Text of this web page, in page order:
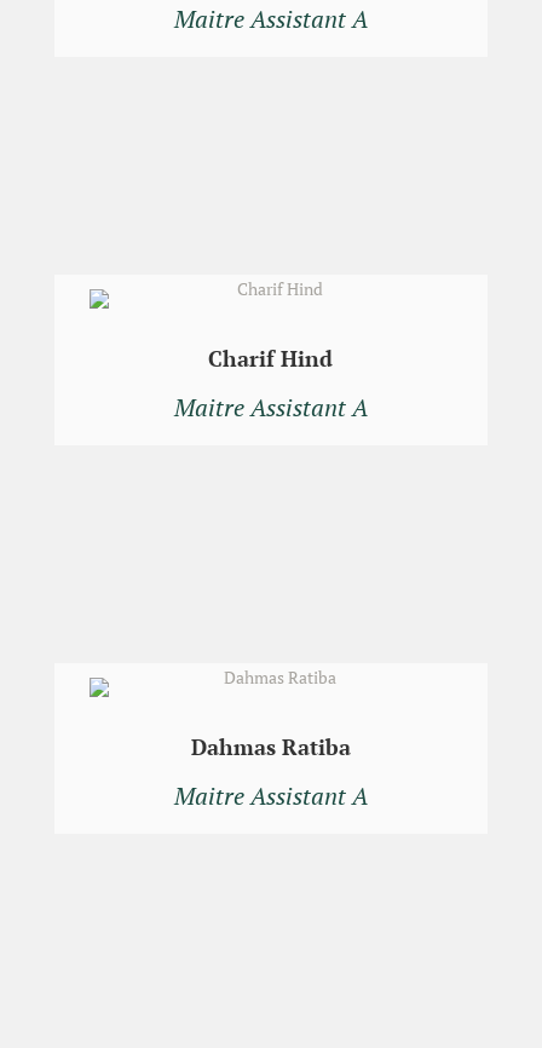
Maitre Assistant A
Charif Hind
Maitre Assistant A
Dahmas Ratiba
Maitre Assistant A